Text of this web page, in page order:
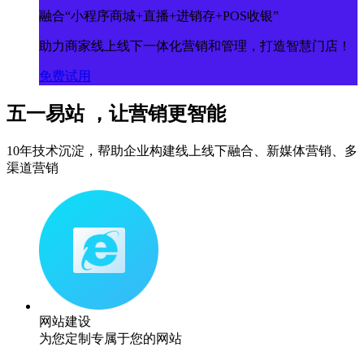
融合“小程序商城+直播+进销存+POS收银”
助力商家线上线下一体化营销和管理，打造智慧门店！
免费试用
五一易站 ，让营销更智能
10年技术沉淀，帮助企业构建线上线下融合、新媒体营销、多
渠道营销
网站建设
为您定制专属于您的网站